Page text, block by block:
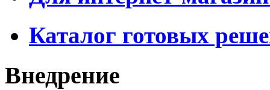
Каталог готовых
Внедрение